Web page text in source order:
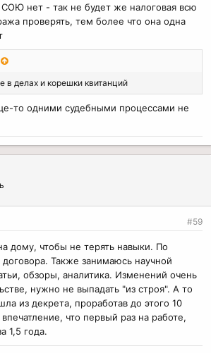
нет - так не будет же налоговая всю
проверять, тем более что она одна
в делах и корешки квитанций
то одними судебными процессами не
#59
дому, чтобы не терять навыки. По
Также занимаюсь научной
обзоры, аналитика. Изменений очень
нужно не выпадать "из строя". А то
из декрета, проработав до этого 10
что первый раз на работе,
1,5 года.